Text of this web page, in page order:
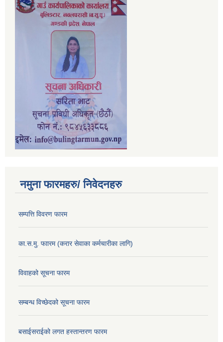
नमुना फारमहरु/ निवेदनहरु
सम्पत्ति विवरण फारम
का.स.मु. फाारम (करार सेवाका कर्मचारीका लागि)
विवाहको सूचना फारम
सम्बन्ध विच्छेदको सूचना फारम
बसाईसराईको लगत हस्तान्तरण फारम